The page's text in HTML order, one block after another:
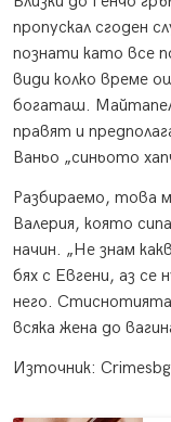
пропускал сгоден
познати като все
види колко време
богаташ.
правят и
Ваньо „синьото
Разбираемо, това
Валерия, която
начин. „Не знам
бях с Евгени, аз се
него. Стиснотията
всяка жена до
Източник: